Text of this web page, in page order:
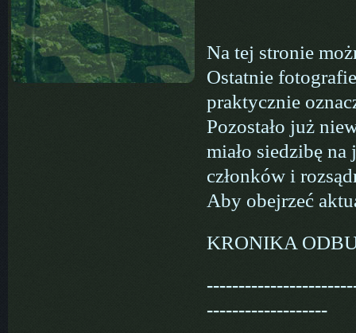
Na tej stronie
Ostatnie
praktycznie
Pozostało już
miało siedzibę
członków i
Aby obejrzeć
KRONIKA
-------------------